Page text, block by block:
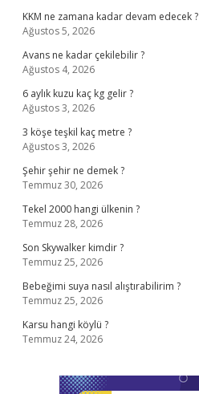
KKM ne zamana kadar devam edecek ?
Ağustos 5, 2026
Avans ne kadar çekilebilir ?
Ağustos 4, 2026
6 aylık kuzu kaç kg gelir ?
Ağustos 3, 2026
3 köşe teşkil kaç metre ?
Ağustos 3, 2026
Şehir şehir ne demek ?
Temmuz 30, 2026
Tekel 2000 hangi ülkenin ?
Temmuz 28, 2026
Son Skywalker kimdir ?
Temmuz 25, 2026
Bebeğimi suya nasıl alıştırabilirim ?
Temmuz 25, 2026
Karsu hangi köylü ?
Temmuz 24, 2026